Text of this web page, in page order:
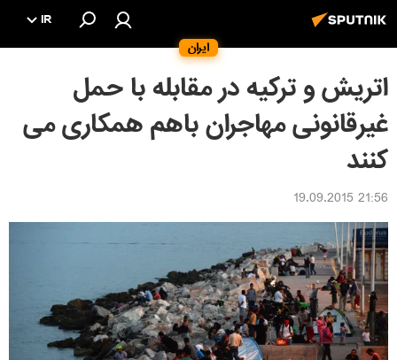
ایران
IR
اتریش و ترکیه در مقابله با حمل
غیرقانونی مهاجران باهم همکاری می
کنند
21:56 19.09.2015